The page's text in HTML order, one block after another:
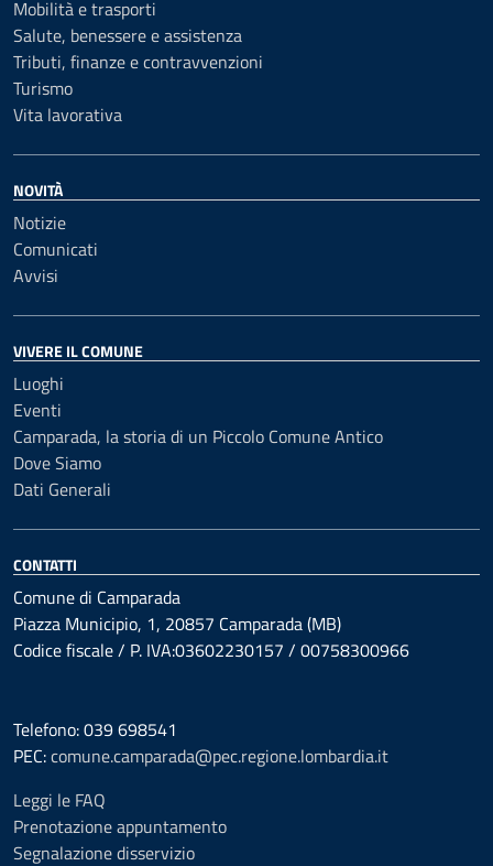
Mobilità e trasporti
Salute, benessere e assistenza
Tributi, finanze e contravvenzioni
Turismo
Vita lavorativa
NOVITÀ
Notizie
Comunicati
Avvisi
VIVERE IL COMUNE
Luoghi
Eventi
Camparada, la storia di un Piccolo Comune Antico
Dove Siamo
Dati Generali
CONTATTI
Comune di Camparada
Piazza Municipio, 1, 20857 Camparada (MB)
Codice fiscale / P. IVA:03602230157 / 00758300966
Telefono: 039 698541
PEC:comune.camparada@pec.regione.lombardia.it
Leggi le FAQ
Prenotazione appuntamento
Segnalazione disservizio